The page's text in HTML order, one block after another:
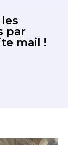
par
mail !